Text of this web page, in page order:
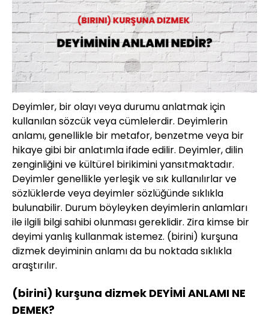
Deyimler, bir olayı veya durumu anlatmak için
kullanılan sözcük veya cümlelerdir. Deyimlerin
anlamı, genellikle bir metafor, benzetme veya bir
hikaye gibi bir anlatımla ifade edilir. Deyimler, dilin
zenginliğini ve kültürel birikimini yansıtmaktadır.
Deyimler genellikle yerleşik ve sık kullanılırlar ve
sözlüklerde veya deyimler sözlüğünde sıklıkla
bulunabilir. Durum böyleyken deyimlerin anlamları
ile ilgili bilgi sahibi olunması gereklidir. Zira kimse bir
deyimi yanlış kullanmak istemez. (birini) kurşuna
dizmek deyiminin anlamı da bu noktada sıklıkla
araştırılır.
(birini) kurşuna dizmek DEYİMİ ANLAMI NE
DEMEK?